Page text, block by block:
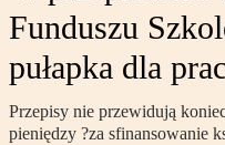
Funduszu
pułapka dla
Przepisy nie przewidują
pieniędzy ?za sfinansowanie